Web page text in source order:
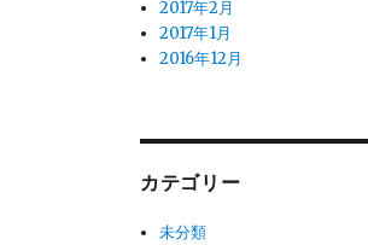
2017年2月
2017年1月
2016年12月
カテゴリー
未分類